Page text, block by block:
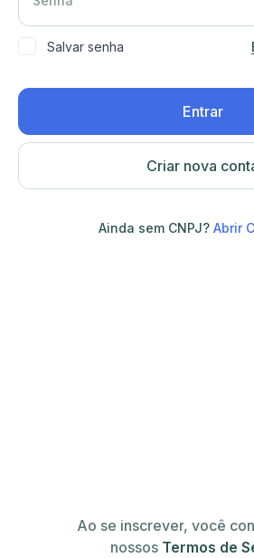
Salvar senha
Entrar
Criar nova
Ainda sem CNPJ? Abrir
Ao se inscrever, você
nossos Termos de